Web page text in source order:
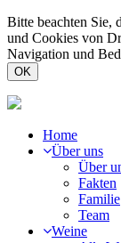
Bitte beachten Sie,
und Cookies von
Navigation und
OK
Home
Über uns
Über
Fakten
Familie
Team
Weine